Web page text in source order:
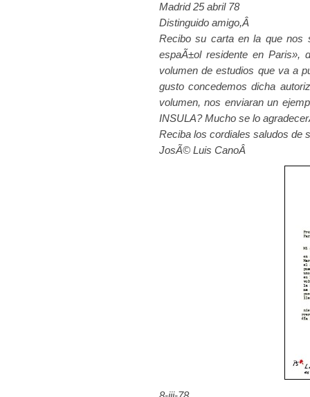
Madrid 25 abril 78
Distinguido amigo,Â
Recibo su carta en la que nos
espaÃ±ol residente en Paris»,
volumen de estudios que va a
gusto concedemos dicha
volumen, nos enviaran un
INSULA? Mucho se lo
Reciba los cordiales saludos de
JosÃ© Luis CanoÂ